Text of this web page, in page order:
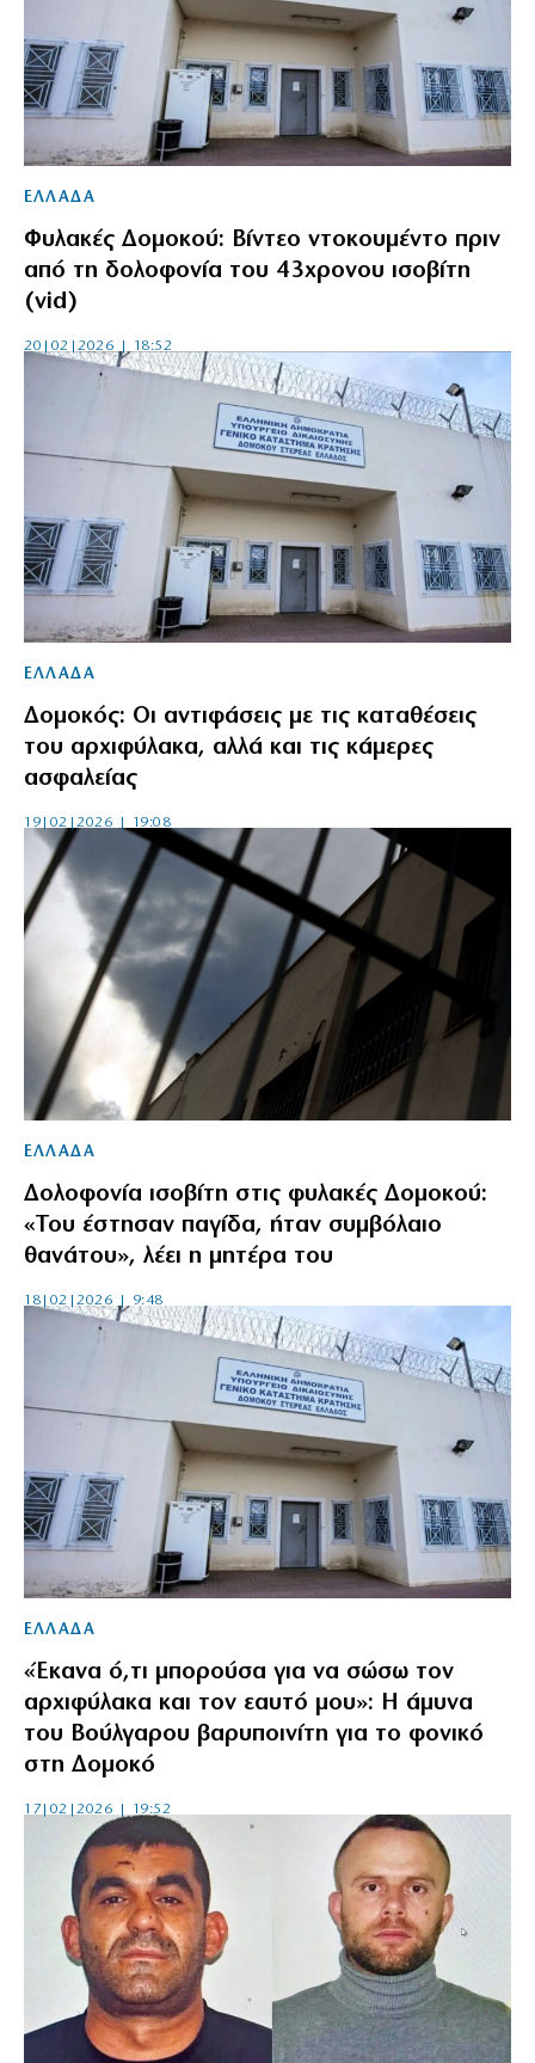
ΕΛΛΑΔΑ
Φυλακές Δομοκού: Βίντεο ντοκουμέντο πριν
από τη δολοφονία του 43χρονου ισοβίτη
(vid)
20|02|2026 | 18:52
ΕΛΛΑΔΑ
Δομοκός: Οι αντιφάσεις με τις καταθέσεις
του αρχιφύλακα, αλλά και τις κάμερες
ασφαλείας
19|02|2026 | 19:08
ΕΛΛΑΔΑ
Δολοφονία ισοβίτη στις φυλακές Δομοκού:
«Του έστησαν παγίδα, ήταν συμβόλαιο
θανάτου», λέει η μητέρα του
18|02|2026 | 9:48
ΕΛΛΑΔΑ
«Έκανα ό,τι μπορούσα για να σώσω τον
αρχιφύλακα και τον εαυτό μου»: Η άμυνα
του Βούλγαρου βαρυποινίτη για το φονικό
στη Δομοκό
17|02|2026 | 19:52